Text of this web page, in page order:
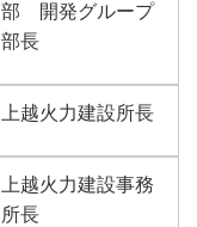
部 開発グループ
部長
上越火力建設所長
上越火力建設事務
所長